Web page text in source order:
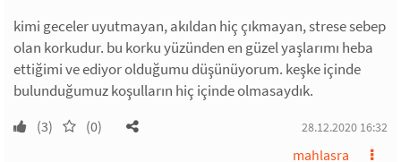
kimi geceler uyutmayan, akıldan hiç çıkmayan, strese sebep
olan korkudur. bu korku yüzünden en güzel yaşlarımı heba
ettiğimi ve ediyor olduğumu düşünüyorum. keşke içinde
bulunduğumuz koşulların hiç içinde olmasaydık.
(3) (0) 28.12.2020 16:32
mahlasra